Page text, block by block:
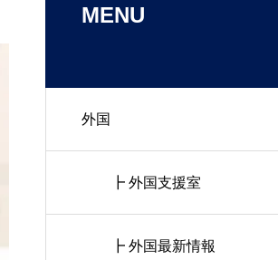
知財翻訳
IP ADVISORY
事務所概要
MENU
外国
┣ 外国支援室
┣ 外国最新情報